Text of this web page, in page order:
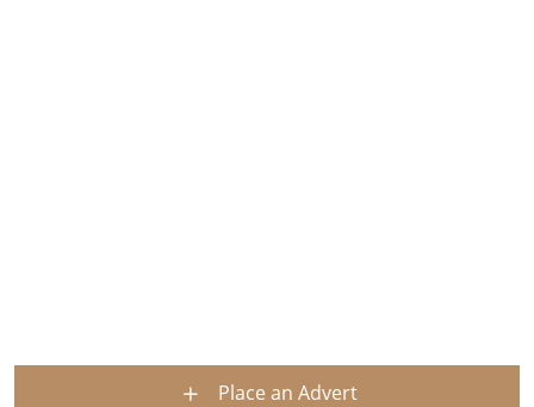
Place an Advert